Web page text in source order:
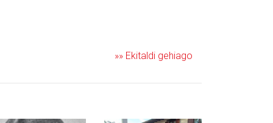
»» Ekitaldi gehiago